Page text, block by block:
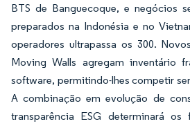
BTS de Banguecoque, e negócios
preparados na Indonésia e no
operadores ultrapassa os 300.
Moving Walls agregam inventário
software, permitindo-lhes competir
A combinação em evolução de
transparência ESG determinará os